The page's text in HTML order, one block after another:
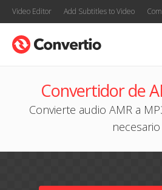
Video Editor Add Subtitles to Video
Convertidor de
Convierte audio AMR a
necesario